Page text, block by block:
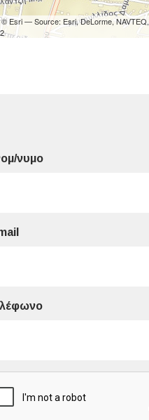
© Esri — Source: Esri, DeLorme,
νυμο